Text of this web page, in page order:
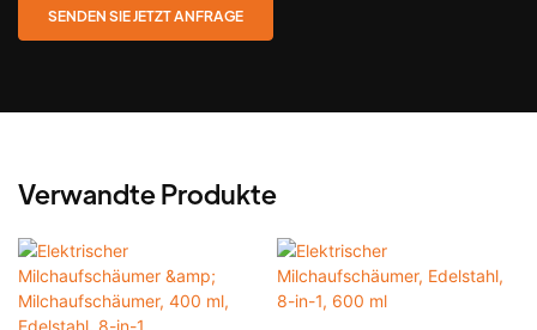
SENDEN SIE JETZT ANFRAGE
Verwandte Produkte